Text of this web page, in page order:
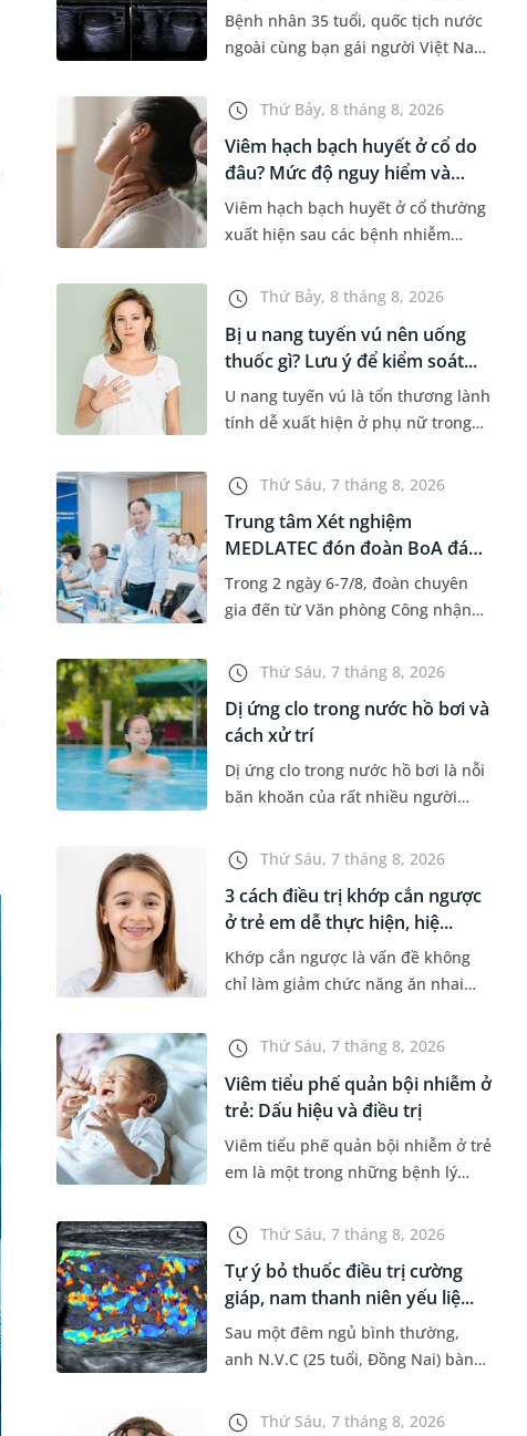
Bệnh nhân 35 tuổi, quốc tịch nước
ngoài cùng bạn gái người Việt Nam
hôn nhân. Qua thăm khám và làm
các xét nghiệm chuyên sâu,...
Thứ Bảy, 8 tháng 8, 2026
Viêm hạch bạch huyết ở cổ do
đâu? Mức độ nguy hiểm và
phư...
Viêm hạch bạch huyết ở cổ thường
xuất hiện sau các bệnh nhiễm
đến lao hạch hoặc ung thư. Để tìm
hiểu nguyên nhân gây viêm,...
Thứ Bảy, 8 tháng 8, 2026
Bị u nang tuyến vú nên uống
thuốc gì? Lưu ý để kiểm soát...
U nang tuyến vú là tổn thương lành
tính dễ xuất hiện ở phụ nữ trong
mắc bệnh, nhiều người thường
băn khoăn u nang tuyến v...
Thứ Sáu, 7 tháng 8, 2026
Trung tâm Xét nghiệm
MEDLATEC đón đoàn BoA đánh
giá giám...
Trong 2 ngày 6-7/8, đoàn chuyên
gia đến từ Văn phòng Công nhận
nhận và đánh giá cao nỗ lực duy trì
hệ thống quản lý chất lượ...
Thứ Sáu, 7 tháng 8, 2026
Dị ứng clo trong nước hồ bơi và
cách xử trí
Dị ứng clo trong nước hồ bơi là nỗi
băn khoăn của rất nhiều người
trường hợp thường xuyên bơi ở
những hồ bơi nhân tạo. Bài v...
Thứ Sáu, 7 tháng 8, 2026
3 cách điều trị khớp cắn ngược
ở trẻ em dễ thực hiện, hiệ...
Khớp cắn ngược là vấn đề không
chỉ làm giảm chức năng ăn nhai
đối của khuôn mặt. Do đó, cần khắc
phục sớm tình trạng này để...
Thứ Sáu, 7 tháng 8, 2026
Viêm tiểu phế quản bội nhiễm ở
trẻ: Dấu hiệu và điều trị
Viêm tiểu phế quản bội nhiễm ở trẻ
em là một trong những bệnh lý
bùng phát vào thời điểm giao mùa.
Khi những tổn thương ban đầ...
Thứ Sáu, 7 tháng 8, 2026
Tự ý bỏ thuốc điều trị cường
giáp, nam thanh niên yếu liệ...
Sau một đêm ngủ bình thường,
anh N.V.C (25 tuổi, Đồng Nai) bàng
không thể vận động đi lại được. Kết
Thứ Sáu, 7 tháng 8, 2026